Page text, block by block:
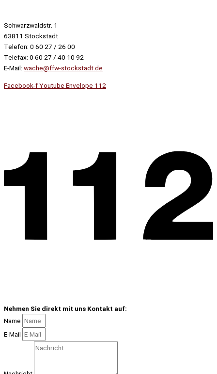
Schwarzwaldstr. 1
63811 Stockstadt
Telefon: 0 60 27 / 26 00
Telefax: 0 60 27 / 40 10 92
E-Mail: wache@ffw-stockstadt.de
Facebook-fYoutube Envelope 112
Nehmen Sie direkt mit uns Kontakt auf:
Name
E-Mail